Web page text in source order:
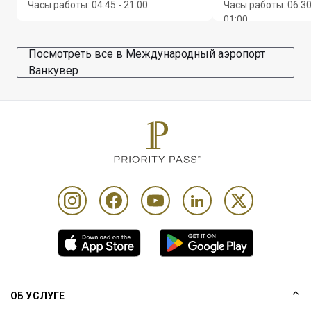
Часы работы: 04:45 - 21:00
Часы работы:
01:00
Посмотреть все в Международный аэропорт
Ванкувер
ОБ УСЛУГЕ